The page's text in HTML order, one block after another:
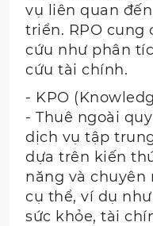
vụ liên quan
triển. RPO cung
cứu như phân
cứu tài chính.
- KPO
- Thuê ngoài
dịch vụ tập
dựa trên kiến
năng và
cụ thể, ví dụ
sức khỏe, tài